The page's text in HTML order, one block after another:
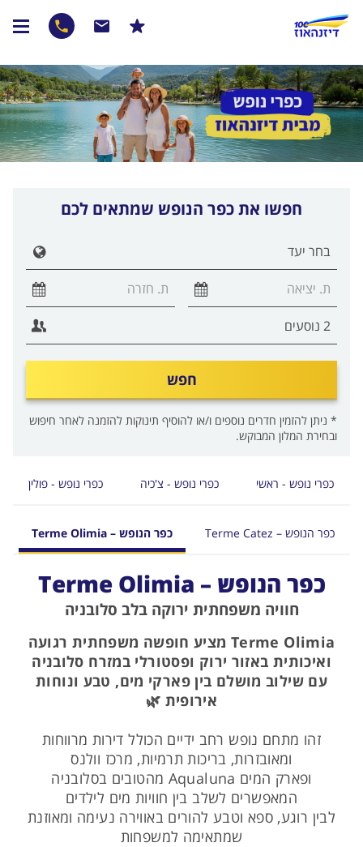
חפשו את כפר הנופש שמתאים לכם
הצג
חפש
* ניתן להזמין חדרים נוספים ו/או להוסיף תינוקות להזמנה לאחר חיפוש
ובחירת המלון המבוקש.
כפרי נופש - ראשי כפרי נופש - צ'כיה כפרי נופש - פולין
כפר הנופש – Terme Catez כפר הנופש – Terme Olimia
כפר הנופש – Terme Olimia
חוויה משפחתית ירוקה בלב סלובניה
Terme Olimia מציע חופשה משפחתית רגועה
ואיכותית באזור ירוק ופסטורלי במזרח סלובניה
עם שילוב מושלם בין פארקי מים, טבע ונוחות
אירופית 🌿
זהו מתחם נופש רחב ידיים הכולל דירות מרווחות
ומאובזרות, בריכות תרמיות, מרכז וולנס
ופארק המים Aqualuna מהטובים בסלובניה
המאפשרים לשלב בין חוויות מים לילדים
לבין רוגע, ספא וטבע להורים באווירה נעימה ומאוזנת
שמתאימה למשפחות